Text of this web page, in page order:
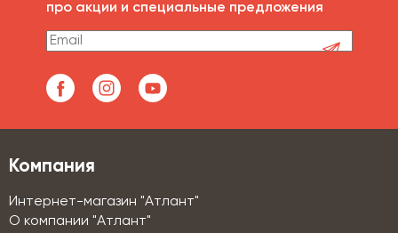
про акции и специальные предложения
Компания
Интернет-магазин "Атлант"
О компании "Атлант"